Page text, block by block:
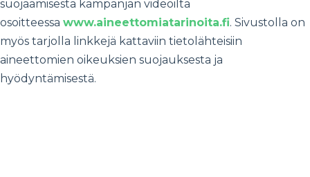
suojaamisesta kampanjan videoilta
osoitteessa www.aineettomiatarinoita.fi. Sivustolla on
myös tarjolla linkkejä kattaviin tietolähteisiin
aineettomien oikeuksien suojauksesta ja
hyödyntämisestä.